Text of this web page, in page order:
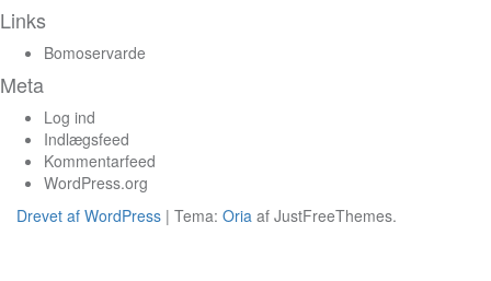
Links
Bomoservarde
Meta
Log ind
Indlægsfeed
Kommentarfeed
WordPress.org
Drevet af WordPress | Tema: Oria af JustFreeThemes.